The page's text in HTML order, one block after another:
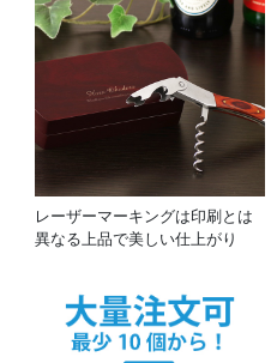
レーザーマーキングは印刷とは
異なる上品で美しい仕上がり